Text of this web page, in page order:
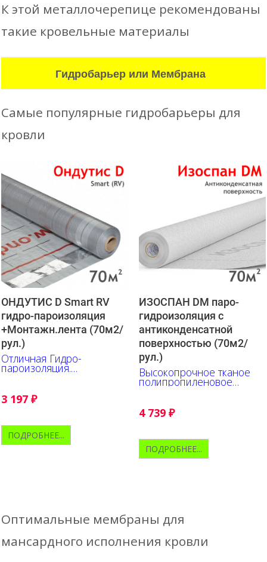
К этой металлочерепице рекомендованы
такие кровельные материалы
Гидробарьер или Мембрана
Самые популярные гидробарьеры для
кровли
ОНДУТИС D Smart RV
гидро-пароизоляция
+Монтажн.лента (70м2/
рул.)
Отличная Гидро-
пароизоляция.
Исключительно прочна и
Нанесена разметка.
3 197 ₽
ПОДРОБНЕЕ...
ИЗОСПАН DM паро-
гидроизоляция c
антиконденсатной
поверхностью (70м2/
рул.)
Высокопрочное тканое
полипропиленовое
полотно с
поверхностью
4 739 ₽
ПОДРОБНЕЕ...
Оптимальные мембраны для
мансардного исполнения кровли